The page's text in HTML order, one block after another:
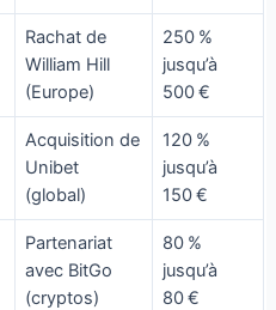
Rachat de
William Hill
(Europe)
250 %
jusqu’à
500 €
Acquisition de
Unibet
(global)
120 %
jusqu’à
150 €
Partenariat
avec BitGo
(cryptos)
80 %
jusqu’à
80 €